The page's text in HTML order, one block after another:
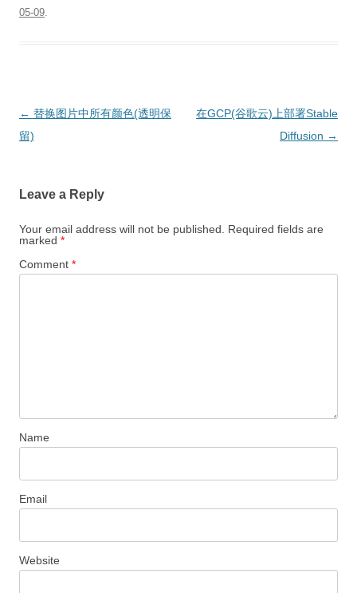
05-09.
Post
navigation
← 替换图片中所有颜色(透明保
留)
在GCP(谷歌云)上部署Stable
Diffusion →
Leave a Reply
Your email address will not be published.
Required fields are
marked *
Comment *
Name
Email
Website